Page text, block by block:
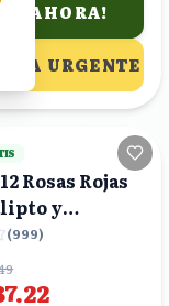
AHORA!
URGENTE
3viendo
Rosas Rojas
y
(999)